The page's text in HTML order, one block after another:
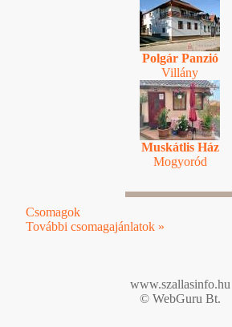
Polgár Panzió
Villány
Muskátlis Ház
Mogyoród
Csomagok
További csomagajánlatok »
www.szallasinfo.hu
© WebGuru Bt.